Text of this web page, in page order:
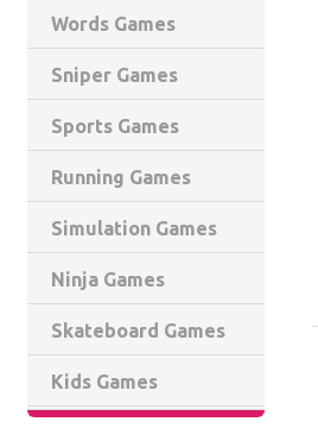
Words Games
Sniper Games
Sports Games
Running Games
Simulation Games
Ninja Games
Skateboard Games
Kids Games